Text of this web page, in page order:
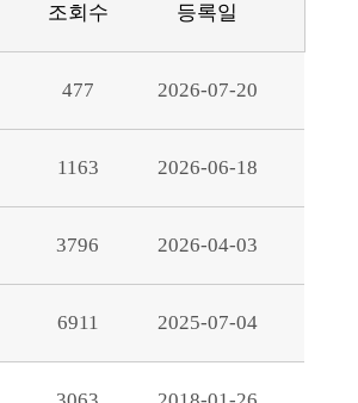
조회수 등록일
477 2026-07-20
1163 2026-06-18
3796 2026-04-03
6911 2025-07-04